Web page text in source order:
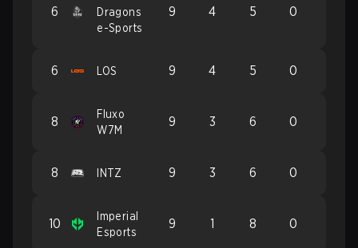
6
Dragons
e-Sports
9 4 5 0
6 LOS 9 4 5 0
8
Fluxo
W7M
9 3 6 0
8 INTZ 9 3 6 0
10
Imperial
Esports
9 1 8 0